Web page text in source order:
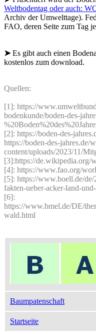
Weltbodentag oder auch:
Archiv der Umwelttage).
FAO, deren Seite zum Tag
➤Es gibt auch einen
kostenlos zum download.
Quellen:
[1]: https://
bodenkunde/boden-des-
[2]: https://boden-des-
https://boden-des-jahres.de/
content/uploads/2023/11/
[3]:https://de.wikipedia.org/
[4]: https://www.fao.org/
[5]: https://www.boell.de/de/
fakten-ueber-acker-land-
[6]:
https://www.bmel.de/DE/
wald.html
Baum­paten­schaft
Start­seite